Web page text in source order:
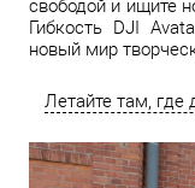
свободой и ищите
Гибкость DJI
новый мир
Летайте там, где